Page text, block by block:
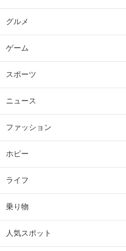
グルメ
ゲーム
スポーツ
ニュース
ファッション
ホビー
ライフ
乗り物
人気スポット